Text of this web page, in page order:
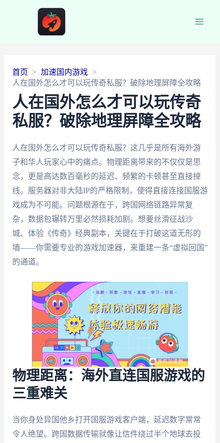
首页
加速国内游戏
人在国外怎么才可以玩传奇私服？破除地理屏障全攻略
人在国外怎么才可以玩传奇
私服？破除地理屏障全攻略
人在国外怎么才可以玩传奇私服？这几乎是所有海外游
子和华人玩家心中的痛点。物理距离带来的不仅仅是思
念，更是高达数百毫秒的延迟、频繁的卡顿甚至直接掉
线。服务器对非大陆IP的严格限制，使得直接连接国服游
戏成为不可能。问题根源在于，跨国网络链路异常复
杂，数据包辗转万里必然损耗加剧。想要丝滑征战沙
城、体验《传奇》经典副本，关键在于打破这道无形的
墙——你需要专业的游戏加速器，来重建一条“虚拟回国”
的通道。
物理距离：海外直连国服游戏的
三重难关
当你身处异国他乡打开国服游戏客户端，延迟数字常常
令人绝望。跨国数据传输就像让信件绕过半个地球去投